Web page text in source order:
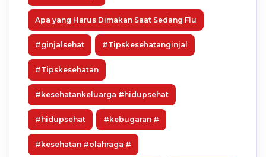
Apa yang Harus Dimakan Saat Sedang Flu
#ginjalsehat #Tipskesehatanginjal
#Tipskesehatan
#kesehatankeluarga #hidupsehat
#hidupsehat #kebugaran #
#kesehatan #olahraga #